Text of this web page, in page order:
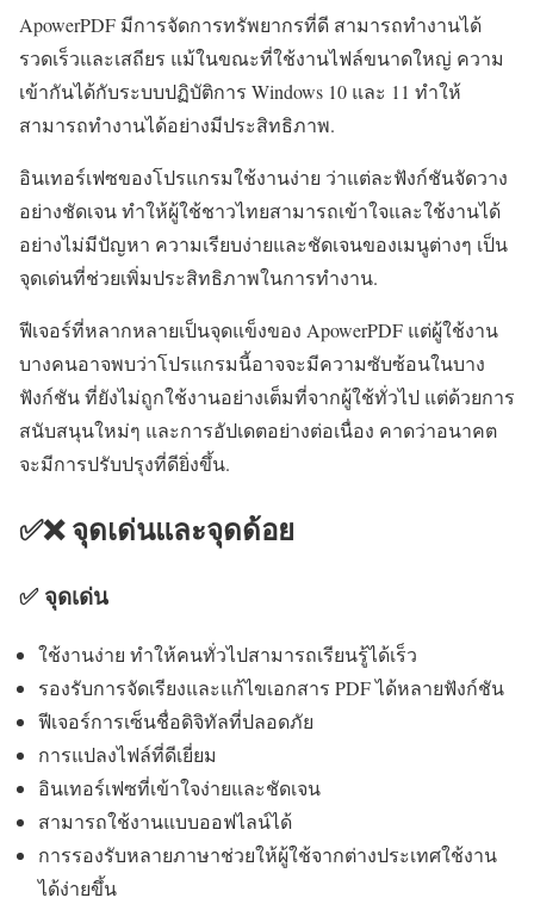
ApowerPDF มีการจัดการทรัพยากรที่ดี สามารถทำงานได้
รวดเร็วและเสถียร แม้ในขณะที่ใช้งานไฟล์ขนาดใหญ่ ความ
เข้ากันได้กับระบบปฏิบัติการ Windows 10 และ 11 ทำให้
สามารถทำงานได้อย่างมีประสิทธิภาพ.
อินเทอร์เฟซของโปรแกรมใช้งานง่าย ว่าแต่ละฟังก์ชันจัดวาง
อย่างชัดเจน ทำให้ผู้ใช้ชาวไทยสามารถเข้าใจและใช้งานได้
อย่างไม่มีปัญหา ความเรียบง่ายและชัดเจนของเมนูต่างๆ เป็น
จุดเด่นที่ช่วยเพิ่มประสิทธิภาพในการทำงาน.
ฟีเจอร์ที่หลากหลายเป็นจุดแข็งของ ApowerPDF แต่ผู้ใช้งาน
บางคนอาจพบว่าโปรแกรมนี้อาจจะมีความซับซ้อนในบาง
ฟังก์ชัน ที่ยังไม่ถูกใช้งานอย่างเต็มที่จากผู้ใช้ทั่วไป แต่ด้วยการ
สนับสนุนใหม่ๆ และการอัปเดตอย่างต่อเนื่อง คาดว่าอนาคต
จะมีการปรับปรุงที่ดียิ่งขึ้น.
✅❌ จุดเด่นและจุดด้อย
✅ จุดเด่น
ใช้งานง่าย ทำให้คนทั่วไปสามารถเรียนรู้ได้เร็ว
รองรับการจัดเรียงและแก้ไขเอกสาร PDF ได้หลายฟังก์ชัน
ฟีเจอร์การเซ็นชื่อดิจิทัลที่ปลอดภัย
การแปลงไฟล์ที่ดีเยี่ยม
อินเทอร์เฟซที่เข้าใจง่ายและชัดเจน
สามารถใช้งานแบบออฟไลน์ได้
การรองรับหลายภาษาช่วยให้ผู้ใช้จากต่างประเทศใช้งาน
ได้ง่ายขึ้น